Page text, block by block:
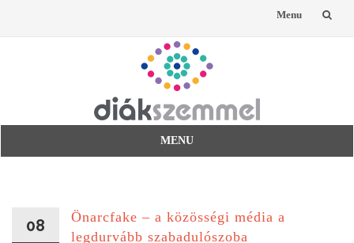
Menu
MENU
08
Önarcfake – a közösségi média a
legdurvább szabadulószoba